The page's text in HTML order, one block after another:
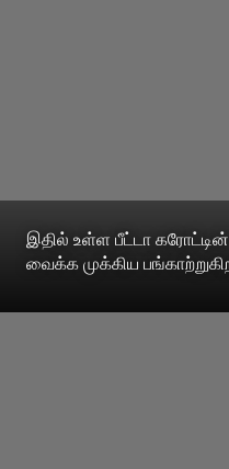
இதில் உள்ள பீட்டா
வைக்க முக்கிய